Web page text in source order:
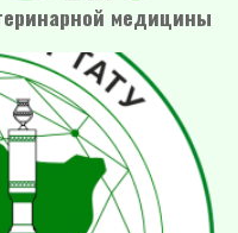
медицины